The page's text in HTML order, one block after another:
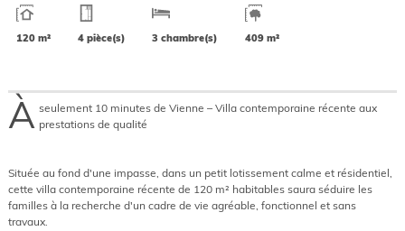
120 m² 4 pièce(s) 3 chambre(s) 409 m²
À seulement 10 minutes de Vienne – Villa contemporaine récente aux
prestations de qualité
Située au fond d'une impasse, dans un petit lotissement calme et résidentiel,
cette villa contemporaine récente de 120 m² habitables saura séduire les
familles à la recherche d'un cadre de vie agréable, fonctionnel et sans
travaux.